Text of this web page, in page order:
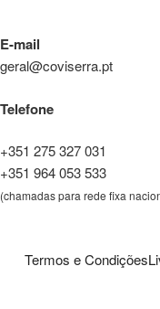
E-mail
geral@coviserra.pt
Telefone
+351 275 327 031
+351 964 053 533
(chamadas para rede fixa
Termos e Condições